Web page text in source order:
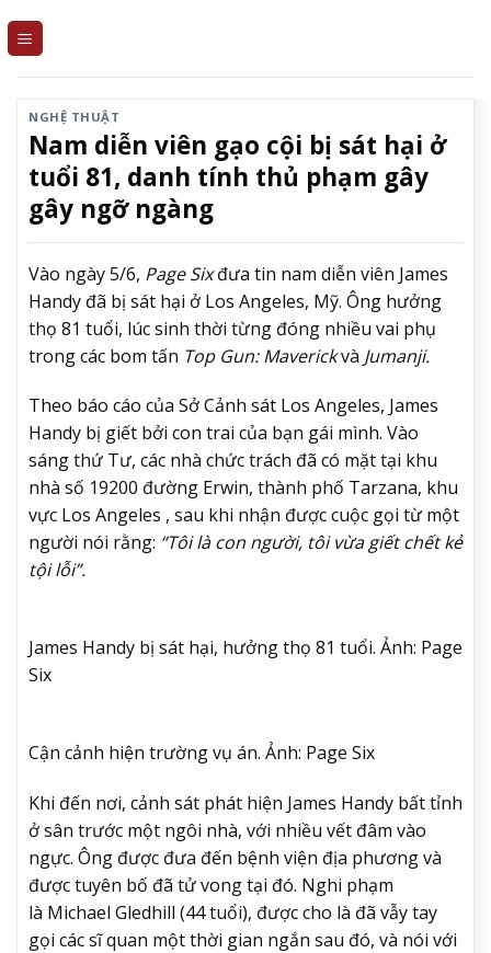
NGHỆ THUẬT
Nam diễn viên gạo cội bị sát hại ở
tuổi 81, danh tính thủ phạm gây
gây ngỡ ngàng
Vào ngày 5/6, Page Sixđưa tin nam diễn viên James
Handy đã bị sát hại ở Los Angeles, Mỹ. Ông hưởng
thọ 81 tuổi, lúc sinh thời từng đóng nhiều vai phụ
trong các bom tấn Top Gun: Maverickvà Jumanji.
Theo báo cáo của Sở Cảnh sát Los Angeles, James
Handy bị giết bởi con trai của bạn gái mình. Vào
sáng thứ Tư, các nhà chức trách đã có mặt tại khu
nhà số 19200 đường Erwin, thành phố Tarzana, khu
vực Los Angeles , sau khi nhận được cuộc gọi từ một
người nói rằng: “Tôi là con người, tôi vừa giết chết kẻ
tội lỗi”.
James Handy bị sát hại, hưởng thọ 81 tuổi. Ảnh: Page
Six
Cận cảnh hiện trường vụ án. Ảnh: Page Six
Khi đến nơi, cảnh sát phát hiện James Handy bất tỉnh
ở sân trước một ngôi nhà, với nhiều vết đâm vào
ngực. Ông được đưa đến bệnh viện địa phương và
được tuyên bố đã tử vong tại đó. Nghi phạm
là Michael Gledhill (44 tuổi), được cho là đã vẫy tay
gọi các sĩ quan một thời gian ngắn sau đó, và nói với